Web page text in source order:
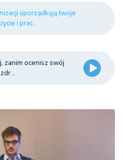
uporządkują twoje
życie i prac...
zanim ocenisz swój